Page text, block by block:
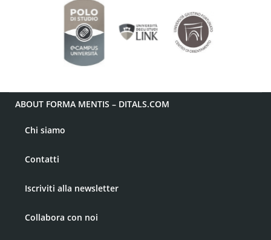
ABOUT FORMA MENTIS – DITALS.COM
Chi siamo
Contatti
Iscriviti alla newsletter
Collabora con noi